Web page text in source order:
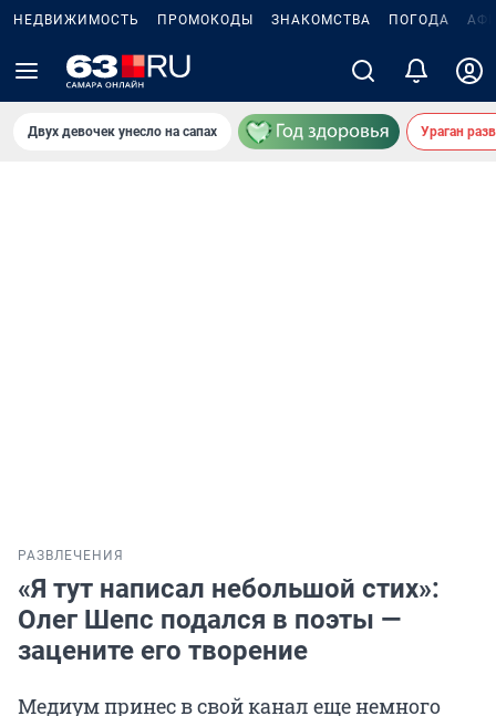
НЕДВИЖИМОСТЬ ПРОМОКОДЫ ЗНАКОМСТВА ПОГОДА
Двух девочек унесло на сапах Ураган
РАЗВЛЕЧЕНИЯ
«Я тут написал небольшой стих»:
Олег Шепс подался в поэты —
зацените его творение
Медиум принес в свой канал еще немного